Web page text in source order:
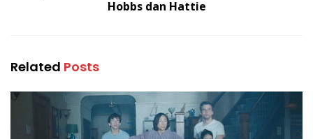
Hobbs dan Hattie
Related Posts